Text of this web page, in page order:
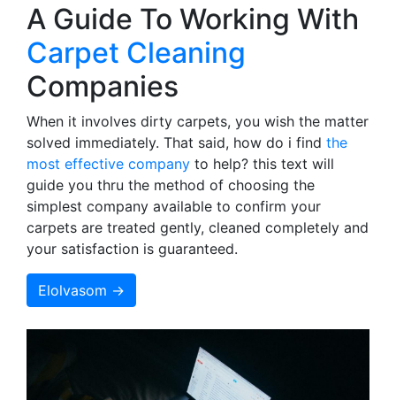
A Guide To Working With
Carpet Cleaning
Companies
When it involves dirty carpets, you wish the matter
solved immediately. That said, how do i find the
most effective company to help? this text will
guide you thru the method of choosing the
simplest company available to confirm your
carpets are treated gently, cleaned completely and
your satisfaction is guaranteed.
Elolvasom →